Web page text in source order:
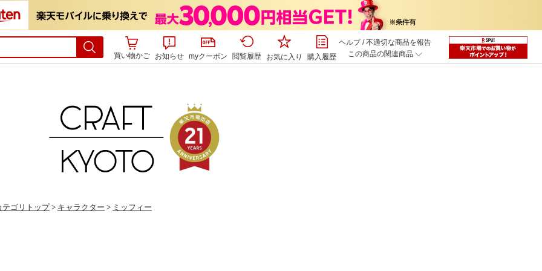
買い物かご お知らせ myクーポン 閲覧履歴 お気に入り 購入履歴
ヘルプ/不適切な商品を報告
この商品の関連商品
テゴリトップ > キャラクター > ミッフィー